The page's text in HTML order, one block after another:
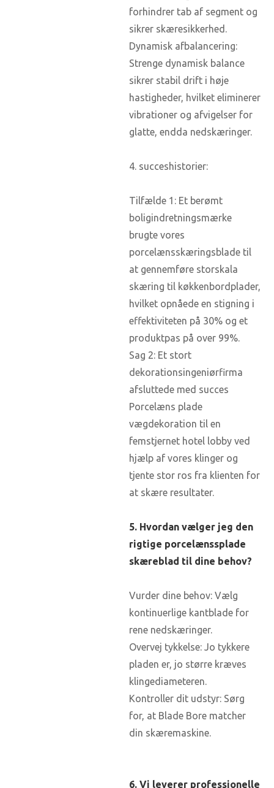
forhindrer tab af segment og
sikrer skæresikkerhed.
Dynamisk afbalancering:
Strenge dynamisk balance
sikrer stabil drift i høje
hastigheder, hvilket eliminerer
vibrationer og afvigelser for
glatte, endda nedskæringer.
4. succeshistorier:
Tilfælde 1: Et berømt
boligindretningsmærke
brugte vores
porcelænsskæringsblade til
at gennemføre storskala
skæring til køkkenbordplader,
hvilket opnåede en stigning i
effektiviteten på 30% og et
produktpas på over 99%.
Sag 2: Et stort
dekorationsingeniørfirma
afsluttede med succes
Porcelæns plade
vægdekoration til en
femstjernet hotel lobby ved
hjælp af vores klinger og
tjente stor ros fra klienten for
at skære resultater.
5. Hvordan vælger jeg den
rigtige porcelænssplade
skæreblad til dine behov?
Vurder dine behov: Vælg
kontinuerlige kantblade for
rene nedskæringer.
Overvej tykkelse: Jo tykkere
pladen er, jo større kræves
klingediameteren.
Kontroller dit udstyr: Sørg
for, at Blade Bore matcher
din skæremaskine.
6. Vi leverer professionelle